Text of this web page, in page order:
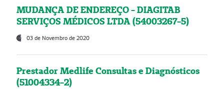
MUDANÇA DE ENDEREÇO - DIAGITAB
SERVIÇOS MÉDICOS LTDA (54003267-5)
03 de Novembro de 2020
Prestador Medlife Consultas e Diagnósticos
(51004334-2)